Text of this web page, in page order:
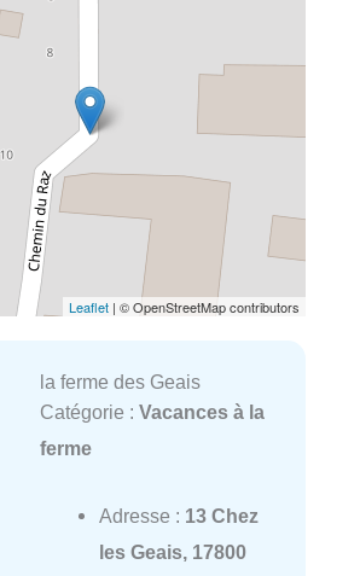
Leaflet | © OpenStreetMap contributors
la ferme des Geais
Catégorie : Vacances à la
ferme
Adresse : 13 Chez
les Geais, 17800